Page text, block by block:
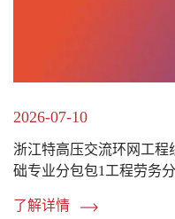
2026-07-10
浙江特高压交流环网工程
础专业分包包1工程劳务
了解详情